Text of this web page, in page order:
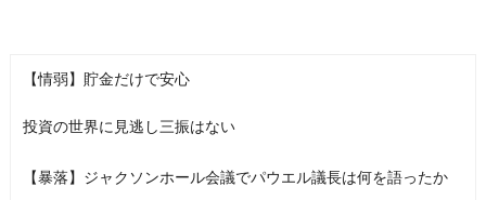
【情弱】貯金だけで安心
投資の世界に見逃し三振はない
【暴落】ジャクソンホール会議でパウエル議長は何を語ったか